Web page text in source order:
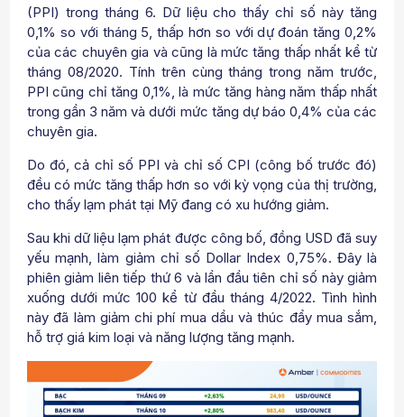
(PPI) trong tháng 6. Dữ liệu cho thấy chỉ số này tăng
0,1% so với tháng 5, thấp hơn so với dự đoán tăng 0,2%
của các chuyên gia và cũng là mức tăng thấp nhất kể từ
tháng 08/2020. Tính trên cùng tháng trong năm trước,
PPI cũng chỉ tăng 0,1%, là mức tăng hàng năm thấp nhất
trong gần 3 năm và dưới mức tăng dự báo 0,4% của các
chuyên gia.
Do đó, cả chỉ số PPI và chỉ số CPI (công bố trước đó)
đều có mức tăng thấp hơn so với kỳ vọng của thị trường,
cho thấy lạm phát tại Mỹ đang có xu hướng giảm.
Sau khi dữ liệu lạm phát được công bố, đồng USD đã suy
yếu mạnh, làm giảm chỉ số Dollar Index 0,75%. Đây là
phiên giảm liên tiếp thứ 6 và lần đầu tiên chỉ số này giảm
xuống dưới mức 100 kể từ đầu tháng 4/2022. Tình hình
này đã làm giảm chi phí mua dầu và thúc đẩy mua sắm,
hỗ trợ giá kim loại và năng lượng tăng mạnh.